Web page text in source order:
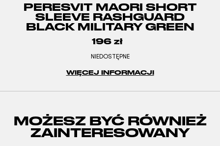
PERESVIT MAORI SHORT
SLEEVE RASHGUARD
BLACK MILITARY GREEN
196 zł
NIEDOSTĘPNE
WIĘCEJ INFORMACJI
MOŻESZ BYĆ RÓWNIEŻ
ZAINTERESOWANY